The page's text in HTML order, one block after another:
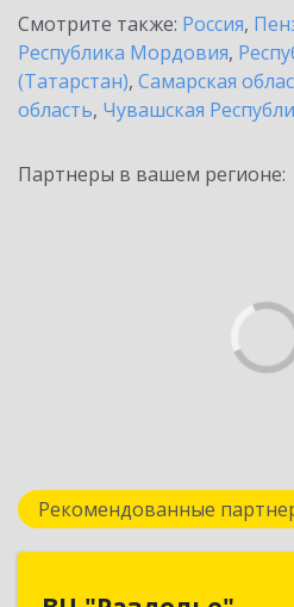
Смотрите также: Россия,
Республика Мордовия,
(Татарстан), Самарская
область, Чувашская
Партнеры в вашем регионе:
Рекомендованные